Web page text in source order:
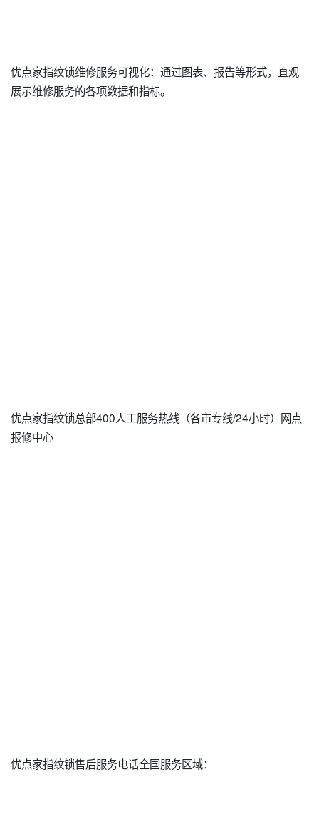
优点家指纹锁维修服务可视化：通过图表、报告等形式，直观
展示维修服务的各项数据和指标。
优点家指纹锁总部400人工服务热线（各市专线/24小时）网点
报修中心
优点家指纹锁售后服务电话全国服务区域：